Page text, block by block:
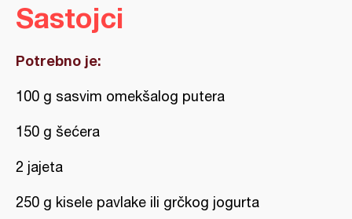
Sastojci
Potrebno je:
100 g sasvim omekšalog putera
150 g šećera
2 jajeta
250 g kisele pavlake ili grčkog jogurta